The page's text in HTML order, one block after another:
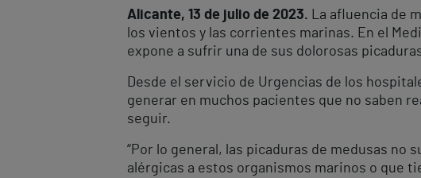
Alicante, 13 de julio de 2023. La afluencia de
los vientos y las corrientes marinas. En el
expone a sufrir una de sus dolorosas
Desde el servicio de Urgencias de los
generar en muchos pacientes que no saben
seguir.
“Por lo general, las picaduras de medusas no
alérgicas a estos organismos marinos o que